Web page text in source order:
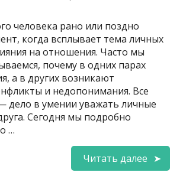
человека рано или поздно
когда всплывает тема личных
на отношения. Часто мы
почему в одних парах
а в других возникают
и недопонимания. Все
дело в умении уважать личные
Сегодня мы подробно
…
Читать далее